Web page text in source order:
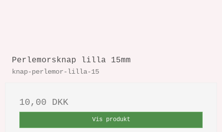
Perlemorsknap lilla 15mm
knap-perlemor-lilla-15
10,00 DKK
Vis produkt